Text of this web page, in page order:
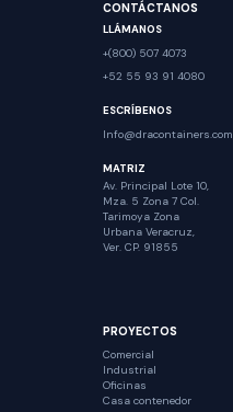
CONTÁCTANOS
LLÁMANOS
+(800) 507 4073
+52 55 93 91 4080
ESCRÍBENOS
Info@dracontainers.com
MATRIZ
Av. Principal Lote 10,
Mza. 5 Zona 7 Col.
Tarimoya Zona
Urbana Veracruz,
Ver. CP. 91855
PROYECTOS
Comercial
Industrial
Oficinas
Casa contenedor